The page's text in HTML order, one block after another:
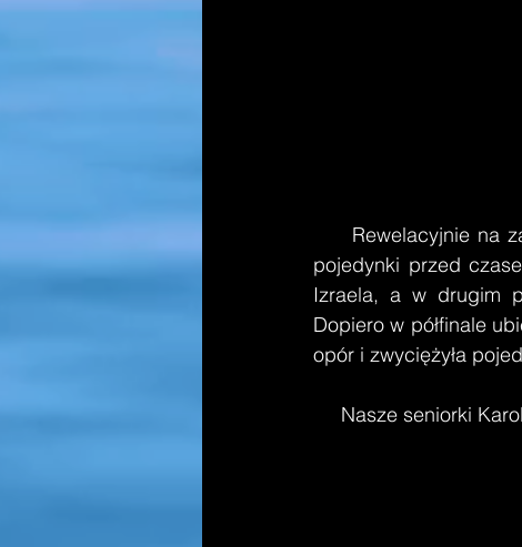
Rewelacyjnie
pojedynki przed
Izraela, a w drugim
Dopiero w półfinale
opór i zwyciężyła
Nasze seniorki